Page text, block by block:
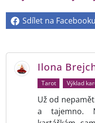
Sdílet na Facebooku
Ilona
Tarot Výklad
Už od
a tajemno.